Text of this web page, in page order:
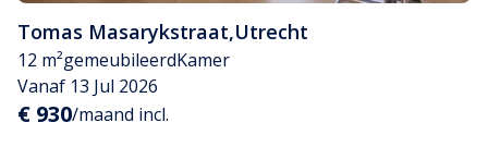
Tomas Masarykstraat,Utrecht
12 m²gemeubileerdKamer
Vanaf 13 Jul 2026
€ 930/maand incl.